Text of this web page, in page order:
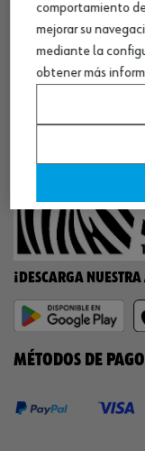
WORKINWÜRTH
NUESTROS
¡WÜRTH
¡DESCARGA
MÉTODOS DE PAGO
comportamiento
mejorar su
mediante la
obtener más